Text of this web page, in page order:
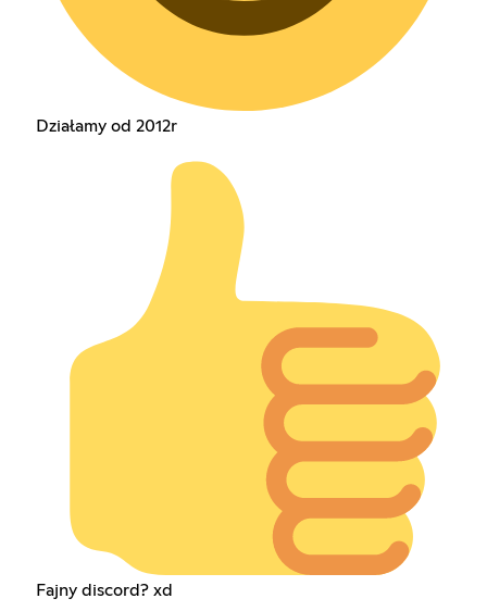
Działamy od 2012r
Fajny discord? xd